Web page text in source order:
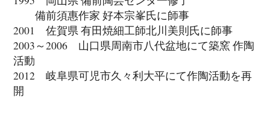
備前須惠作家 好本宗峯氏に師事
2001 佐賀県 有田焼細工師北川美則氏に師事
2003～2006 山口県周南市八代盆地にて築窯 作陶
活動
2012 岐阜県可児市久々利大平にて作陶活動を再
開